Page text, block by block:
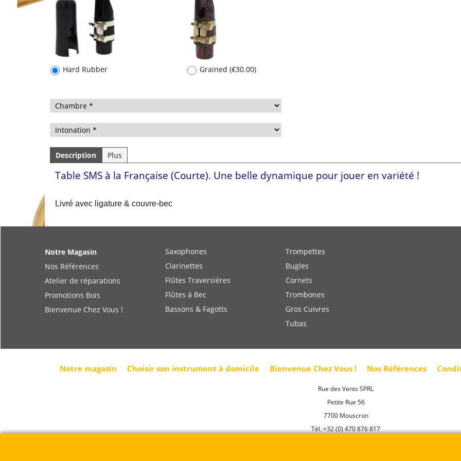
Hard Rubber Grained
Description
Table SMS à la Française (Courte). Une belle dynamique pour jouer en variété !
Livré avec ligature & couvre-bec
Notre Magasin
Nos Références
Atelier de réparations
Promotions Bois
Bienvenue Chez Vous !
Saxophones
Clarinettes
Flûtes Traversières
Flûtes à Bec
Bassons & Fagotts
Trompettes
Bugles
Cornets
Trombones
Gros Cuivres
Tubas
Notre magasin Choisir son instrument à domicile Bienvenue Chez Vous ! Nos Références
Rue des Vents SPRL
Petite Rue 56
7700 Mouscron
Tél. +32 (0) 470 876 817